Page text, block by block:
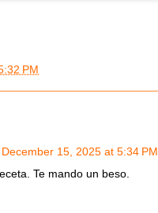
PM
December 15, 2025 at 5:34 PM
Te mando un beso.